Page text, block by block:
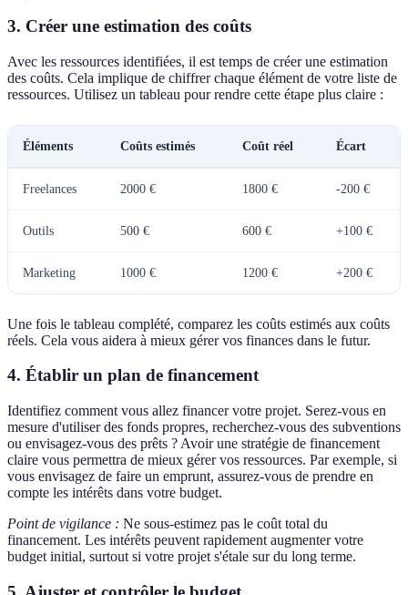
3. Créer une estimation des coûts
Avec les ressources identifiées, il est temps de créer une estimation
des coûts. Cela implique de chiffrer chaque élément de votre liste de
ressources. Utilisez un tableau pour rendre cette étape plus claire :
Éléments Coûts estimés Coût réel Écart
Freelances 2000 € 1800 € -200 €
Outils 500 € 600 € +100 €
Marketing 1000 € 1200 € +200 €
Une fois le tableau complété, comparez les coûts estimés aux coûts
réels. Cela vous aidera à mieux gérer vos finances dans le futur.
4. Établir un plan de financement
Identifiez comment vous allez financer votre projet. Serez-vous en
mesure d'utiliser des fonds propres, recherchez-vous des subventions
ou envisagez-vous des prêts ? Avoir une stratégie de financement
claire vous permettra de mieux gérer vos ressources. Par exemple, si
vous envisagez de faire un emprunt, assurez-vous de prendre en
compte les intérêts dans votre budget.
Point de vigilance : Ne sous-estimez pas le coût total du
financement. Les intérêts peuvent rapidement augmenter votre
budget initial, surtout si votre projet s'étale sur du long terme.